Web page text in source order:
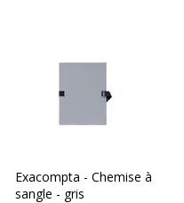
Type de fermeture
Type de produit
Exacompta - Chemise à
sangle - gris